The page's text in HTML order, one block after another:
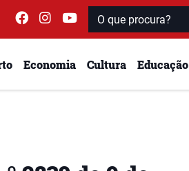
Economia Cultura Educação